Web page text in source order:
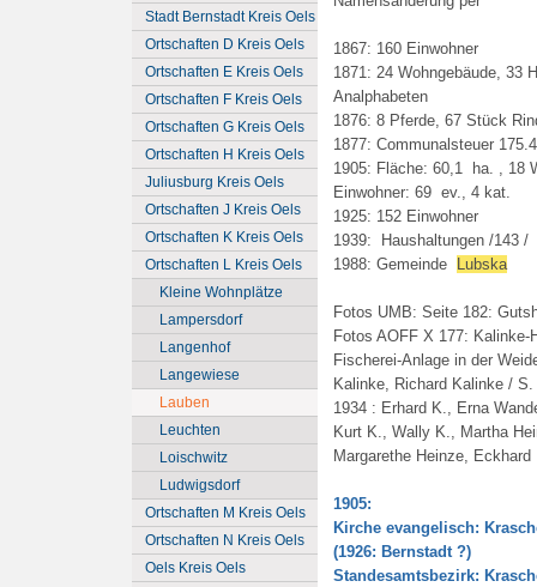
Stadt Bernstadt Kreis Oels
Ortschaften D Kreis Oels
Ortschaften E Kreis Oels
Ortschaften F Kreis Oels
Ortschaften G Kreis Oels
Ortschaften H Kreis Oels
Juliusburg Kreis Oels
Ortschaften J Kreis Oels
Ortschaften K Kreis Oels
Ortschaften L Kreis Oels
Kleine Wohnplätze
Lampersdorf
Langenhof
Langewiese
Lauben
Leuchten
Loischwitz
Ludwigsdorf
Ortschaften M Kreis Oels
Ortschaften N Kreis Oels
Oels Kreis Oels
1867: 160 Einwohner
1871: 24 Wohngebäude, 33
Analphabeten
1876: 8 Pferde, 67 Stück
1877: Communalsteuer
1905: Fläche: 60,1 ha. , 18
Einwohner: 69 ev., 4 kat.
1925: 152 Einwohner
1939: Haushaltungen /
1988: Gemeinde
Lubska
Fotos UMB: Seite 182:
Fotos AOFF X 177:
Fischerei-Anlage in der
Kalinke, Richard Kalinke /
1934 : Erhard K., Erna
Kurt K., Wally K., Martha
Margarethe Heinze,
1905:
Kirche evangelisch:
(1926: Bernstadt ?)
Standesamtsbezirk: